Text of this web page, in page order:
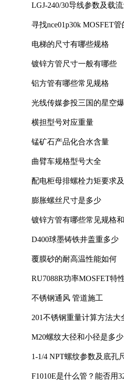
LGJ-240/30导线参数及载
寻找nce01p30k MOSFET
电梯的尺寸有哪些规格
镀锌方管尺寸一般有哪些
铝方管有哪些常见规格
光线传媒参投三国的星空
横担型号对应重量
锰矿石产品化合水含量
曲臂车规格型号大全
配电柜母排螺栓力矩要求
膨胀螺丝尺寸是多少
镀锌方管有哪些常见规格
D400球墨铸铁井盖重多少
覆膜砂的耐高温性能如何
RU7088R功率MOSFET特
不锈钢通风 管道施工
201不锈钢重量计算方法大
M20螺纹大径和小径是多少
1-1/4 NPT螺纹参数及底孔
F1010E是什么管？能否用